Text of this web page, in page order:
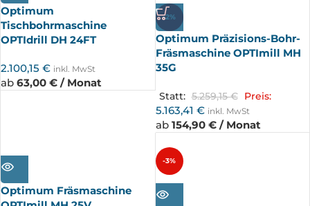
Optimum
Tischbohrmaschine
OPTIdrill DH 24FT
2.100,15 € inkl. MwSt
ab 63,00 € / Monat
-2%
Optimum Präzisions-Bohr-
Fräsmaschine OPTImill MH
35G
Statt: 5.259,15€ Preis:
5.163,41 € inkl. MwSt
ab 154,90 € / Monat
AUSV
ERKA
Optimum Fräsmaschine
-3%
AUSV
ERKA
UFT